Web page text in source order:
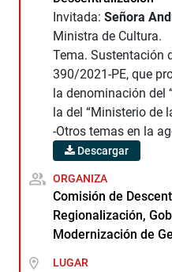
Invitada: Señora
Ministra de Cultura.
Tema. Sustentación
390/2021-PE, que
la denominación del
la del “Ministerio de
-Otros temas en la
Descargar
ORGANIZA
Comisión de
Regionalización,
Modernización de
LUGAR